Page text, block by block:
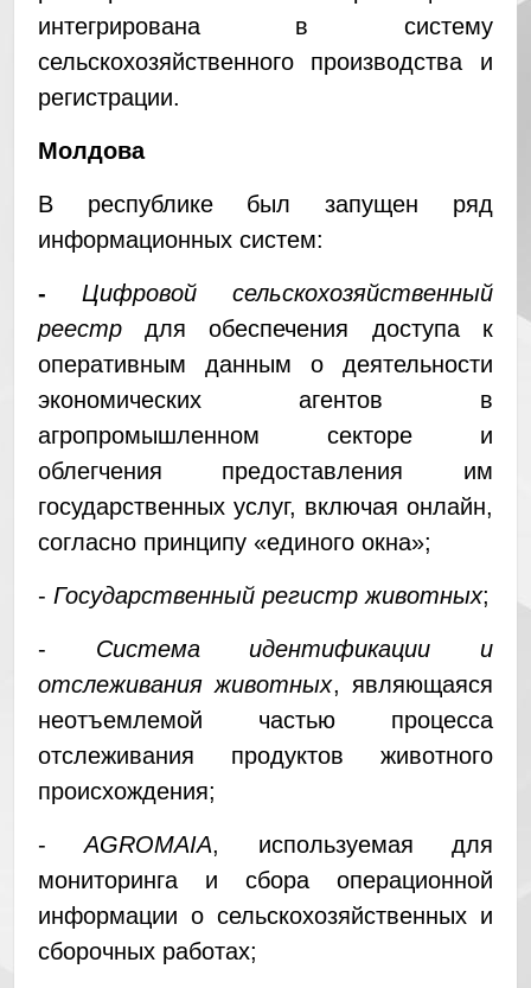
интегрирована в систему
сельскохозяйственного производства и
регистрации.
Молдова
В республике был запущен ряд
информационных систем:
- Цифровой сельскохозяйственный
реестрдля обеспечения доступа к
оперативным данным о деятельности
экономических агентов в
агропромышленном секторе и
облегчения предоставления им
государственных услуг, включая онлайн,
согласно принципу «единого окна»;
- Государственный регистр животных;
- Система идентификации и
отслеживания животных, являющаяся
неотъемлемой частью процесса
отслеживания продуктов животного
происхождения;
-AGROMAIA, используемая для
мониторинга и сбора операционной
информации о сельскохозяйственных и
сборочных работах;